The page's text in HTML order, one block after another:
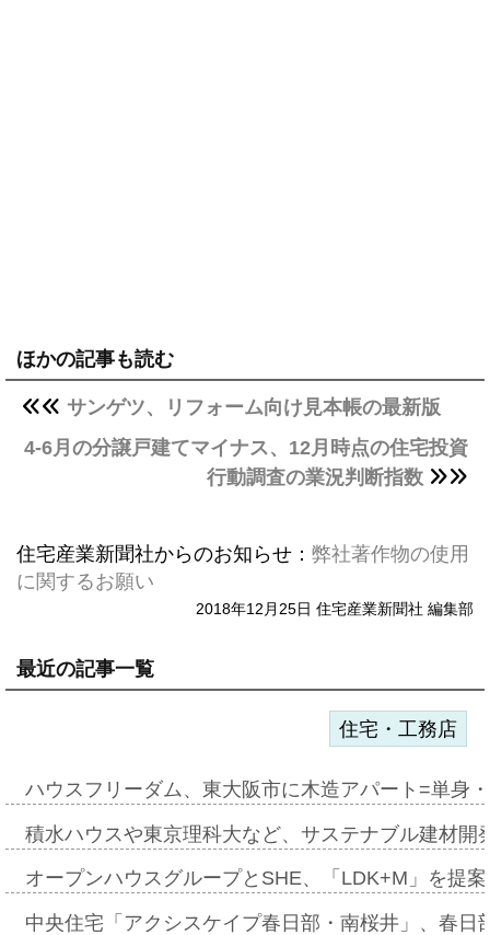
ほかの記事も読む
サンゲツ、リフォーム向け見本帳の最新版
4-6月の分譲戸建てマイナス、12月時点の住宅投資
行動調査の業況判断指数
住宅産業新聞社からのお知らせ： 弊社著作物の使用
に関するお願い
2018年12月25日 住宅産業新聞社 編集部
最近の記事一覧
住宅・工務店
ハウスフリーダム、東大阪市に木造アパート=単身
積水ハウスや東京理科大など、サステナブル建材
オープンハウスグループとSHE、「LDK+M」を提
中央住宅「アクシスケイプ春日部・南桜井」、春